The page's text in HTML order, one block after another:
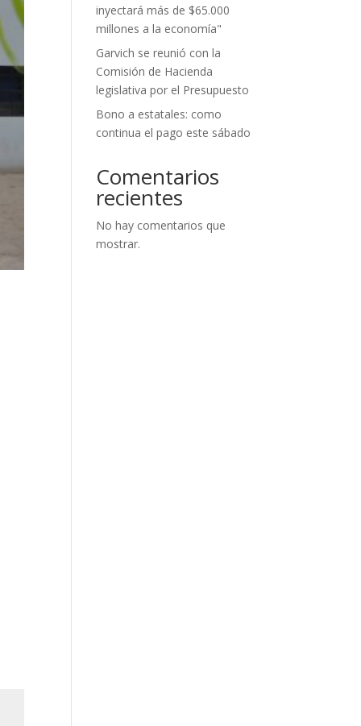
inyectará más de $65.000
millones a la economía"
Garvich se reunió con la
Comisión de Hacienda
legislativa por el Presupuesto
Bono a estatales: como
continua el pago este sábado
Comentarios
recientes
No hay comentarios que
mostrar.